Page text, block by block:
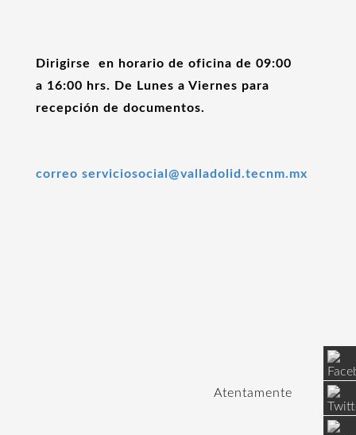
Dirigirse en horario de oficina de 09:00
a 16:00 hrs. De Lunes a Viernes para
recepción de documentos.
correo serviciosocial@valladolid.tecnm.mx
Atentamente